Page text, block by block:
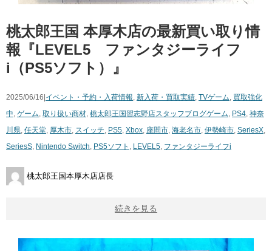
桃太郎王国 本厚木店の最新買い取り情
報『LEVEL5 ファンタジーライフ
i（PS5ソフト）』
2025/06/16| イベント・予約・入荷情報, 新入荷・買取実績, TVゲーム, 買取強化
中, ゲーム, 取り扱い商材, 桃太郎王国習志野店スタッフブログゲーム, PS4, 神奈
川県, 任天堂, 厚木市, スイッチ, PS5, Xbox, 座間市, 海老名市, 伊勢崎市, SeriesX,
SeriesS, Nintendo Switch, PS5ソフト , LEVEL5, ファンタジーライフi
桃太郎王国本厚木店店長
続きを見る